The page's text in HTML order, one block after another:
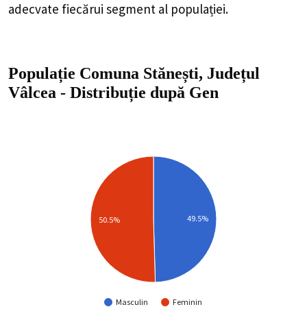
adecvate fiecărui segment al populației.
Populație Comuna Stănești, Județul
Vâlcea - Distribuție după Gen
Masculin Feminin
49.5%
50.5%